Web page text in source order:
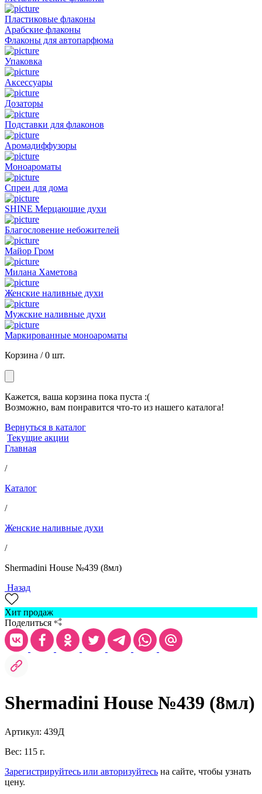
Пластиковые флаконы
Арабские флаконы
Флаконы для автопарфюма
Упаковка
Аксессуары
Дозаторы
Подставки для флаконов
Аромадиффузоры
Моноароматы
Спреи для дома
SHINE Мерцающие духи
Благословение небожителей
Майор Гром
Милана Хаметова
Женские наливные духи
Мужские наливные духи
Маркированные моноароматы
Корзина /0 шт.
Кажется, ваша корзина пока пуста :(
Возможно, вам понравится что-то из нашего каталога!
Вернуться в каталог
Текущие акции
Главная
/
Каталог
/
Женские наливные духи
/
Shermadini House №439 (8мл)
Назад
Хит продаж
Поделиться
Shermadini House №439 (8мл)
Артикул: 439Д
Вес: 115 г.
Зарегистрируйтесь или авторизуйтесь на сайте, чтобы узнать
цену.